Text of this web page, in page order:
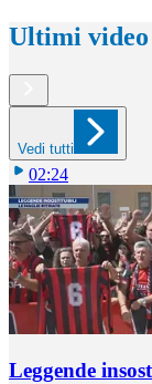
Ultimi video
Vedi tutti
02:24
Leggende